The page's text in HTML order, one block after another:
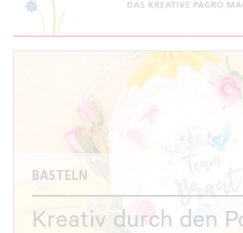
BASTELN
Kreativ durch den